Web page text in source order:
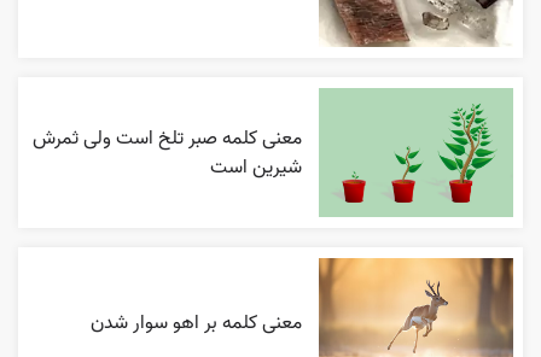
معنی کلمه صبر تلخ است ولی ثمرش
شیرین است
معنی کلمه بر اهو سوار شدن